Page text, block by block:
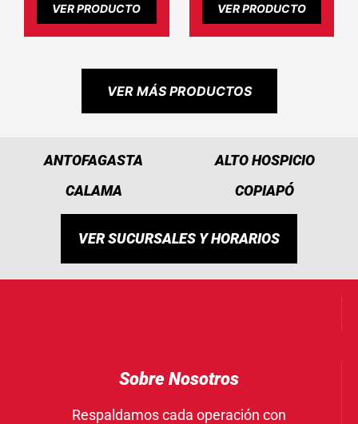
VER PRODUCTO VER PRODUCTO
VER MÁS PRODUCTOS
ANTOFAGASTA
ALTO HOSPICIO
CALAMA
COPIAPÓ
VER SUCURSALES Y HORARIOS
Sobre Nosotros
Respaldamos cada operación con